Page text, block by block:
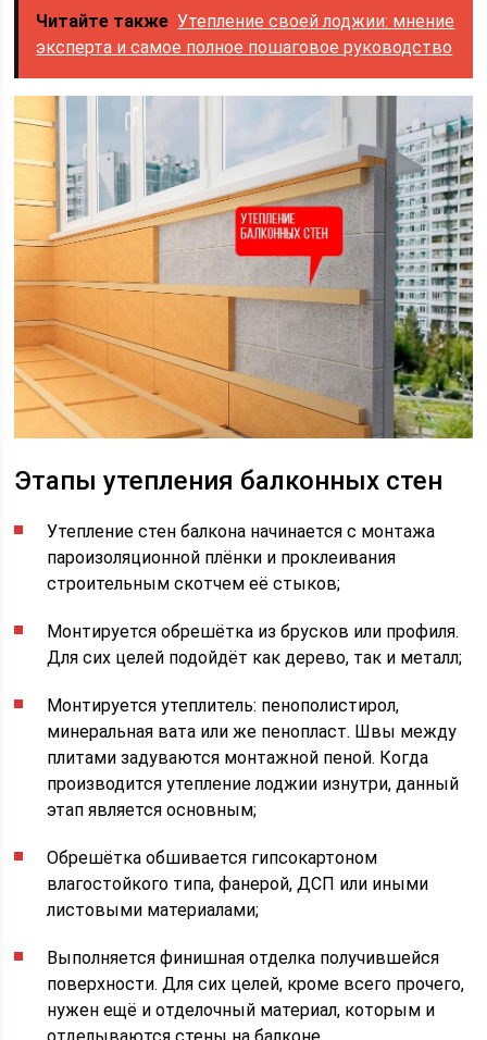
Читайте также Утепление своей лоджии: мнение
эксперта и самое полное пошаговое руководство
Этапы утепления балконных стен
Утепление стен балкона начинается с монтажа
пароизоляционной плёнки и проклеивания
строительным скотчем её стыков;
Монтируется обрешётка из брусков или профиля.
Для сих целей подойдёт как дерево, так и металл;
Монтируется утеплитель: пенополистирол,
минеральная вата или же пенопласт. Швы между
плитами задуваются монтажной пеной. Когда
производится утепление лоджии изнутри, данный
этап является основным;
Обрешётка обшивается гипсокартоном
влагостойкого типа, фанерой, ДСП или иными
листовыми материалами;
Выполняется финишная отделка получившейся
поверхности. Для сих целей, кроме всего прочего,
нужен ещё и отделочный материал, которым и